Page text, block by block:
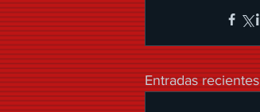
Entradas recientes